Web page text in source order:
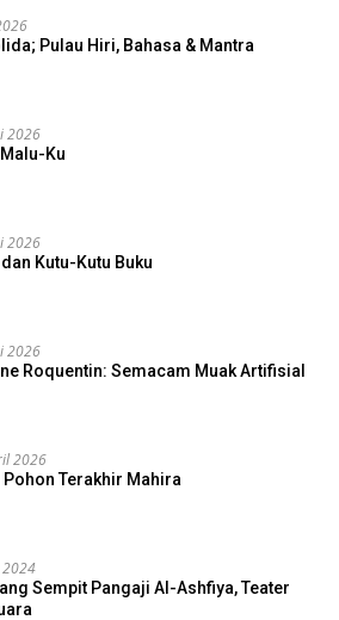
Pulau Hiri, Bahasa & Mantra
2026
Ku
2026
dan Kutu-Kutu Buku
2026
Roquentin: Semacam Muak Artifisial
2026
Pohon Terakhir Mahira
2024
Sempit Pangaji Al-Ashfiya, Teater